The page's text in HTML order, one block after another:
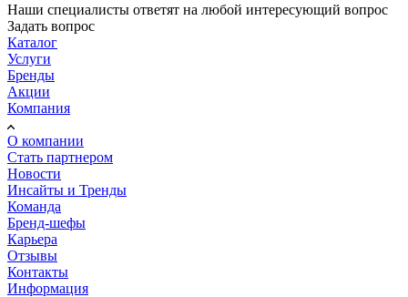
Наши специалисты ответят на любой интересующий вопрос
Задать вопрос
Каталог
Услуги
Бренды
Акции
Компания
О компании
Стать партнером
Новости
Инсайты и Тренды
Команда
Бренд-шефы
Карьера
Отзывы
Контакты
Информация